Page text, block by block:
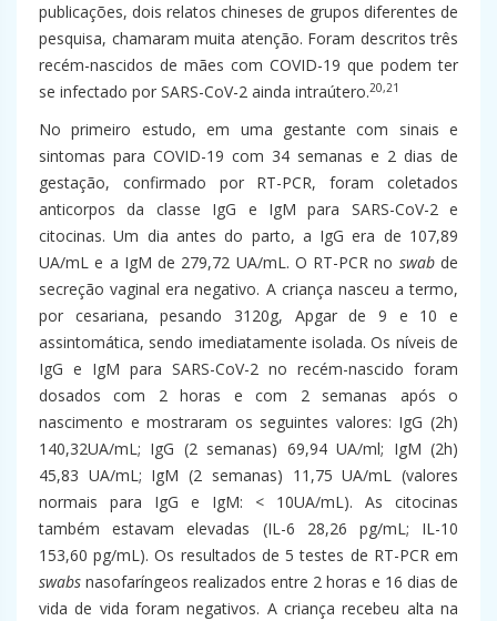
publicações, dois relatos chineses de grupos diferentes de
pesquisa, chamaram muita atenção. Foram descritos três
recém-nascidos de mães com COVID-19 que podem ter
se infectado por SARS-CoV-2 ainda intraútero.20,21
No primeiro estudo, em uma gestante com sinais e
sintomas para COVID-19 com 34 semanas e 2 dias de
gestação, confirmado por RT-PCR, foram coletados
anticorpos da classe IgG e IgM para SARS-CoV-2 e
citocinas. Um dia antes do parto, a IgG era de 107,89
UA/mL e a IgM de 279,72 UA/mL. O RT-PCR no swabde
secreção vaginal era negativo. A criança nasceu a termo,
por cesariana, pesando 3120g, Apgar de 9 e 10 e
assintomática, sendo imediatamente isolada. Os níveis de
IgG e IgM para SARS-CoV-2 no recém-nascido foram
dosados com 2 horas e com 2 semanas após o
nascimento e mostraram os seguintes valores: IgG (2h)
140,32UA/mL; IgG (2 semanas) 69,94 UA/ml; IgM (2h)
45,83 UA/mL; IgM (2 semanas) 11,75 UA/mL (valores
normais para IgG e IgM: < 10UA/mL). As citocinas
também estavam elevadas (IL-6 28,26 pg/mL; IL-10
153,60 pg/mL). Os resultados de 5 testes de RT-PCR em
swabs nasofaríngeos realizados entre 2 horas e 16 dias de
vida de vida foram negativos. A criança recebeu alta na